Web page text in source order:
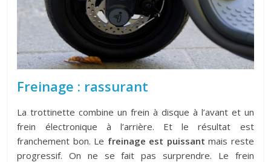
Freinage : rassurant
La trottinette combine un frein à disque à l’avant et un
frein électronique à l’arrière. Et le résultat est
franchement bon. Le freinage est puissant mais reste
progressif. On ne se fait pas surprendre. Le frein